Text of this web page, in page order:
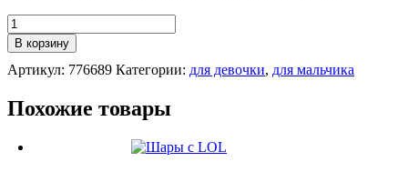
Количество
НАБОР
ШАРОВ
"СОЛНЫШКО"
В корзину
Артикул: 776689 Категории: для девочки, для мальчика
Похожие товары